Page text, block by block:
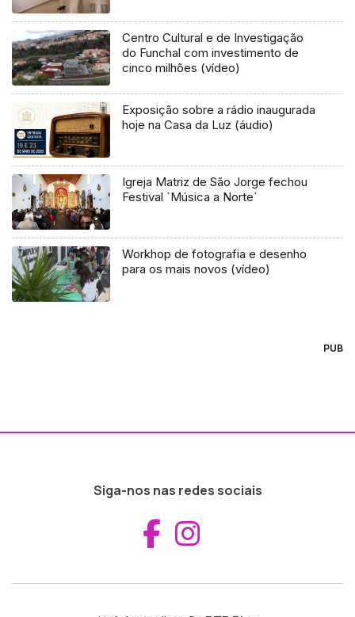
Centro Cultural e de Investigação
do Funchal com investimento de
cinco milhões (vídeo)
Exposição sobre a rádio inaugurada
hoje na Casa da Luz (áudio)
Igreja Matriz de São Jorge fechou
Festival `Música a Norte`
Workhop de fotografia e desenho
para os mais novos (vídeo)
PUB
Siga-nos nas redes sociais
Aceder ao